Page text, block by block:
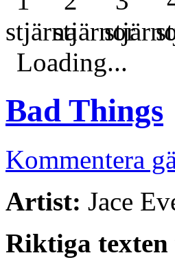
Loading...
Bad Things
Kommentera
Artist: Jace
Riktiga